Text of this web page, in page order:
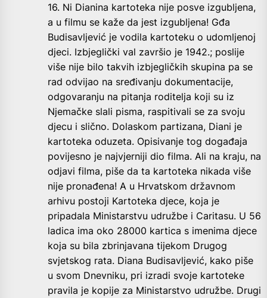
16. Ni Dianina kartoteka nije posve izgubljena,
a u filmu se kaže da jest izgubljena! Gđa
Budisavljević je vodila kartoteku o udomljenoj
djeci. Izbjeglički val završio je 1942.; poslije
više nije bilo takvih izbjegličkih skupina pa se
rad odvijao na sređivanju dokumentacije,
odgovaranju na pitanja roditelja koji su iz
Njemačke slali pisma, raspitivali se za svoju
djecu i slično. Dolaskom partizana, Diani je
kartoteka oduzeta. Opisivanje tog događaja
povijesno je najvjerniji dio filma. Ali na kraju, na
odjavi filma, piše da ta kartoteka nikada više
nije pronađena! A u Hrvatskom državnom
arhivu postoji Kartoteka djece, koja je
pripadala Ministarstvu udružbe i Caritasu. U 56
ladica ima oko 28000 kartica s imenima djece
koja su bila zbrinjavana tijekom Drugog
svjetskog rata. Diana Budisavljević, kako piše
u svom Dnevniku, pri izradi svoje kartoteke
pravila je kopije za Ministarstvo udružbe. Drugi